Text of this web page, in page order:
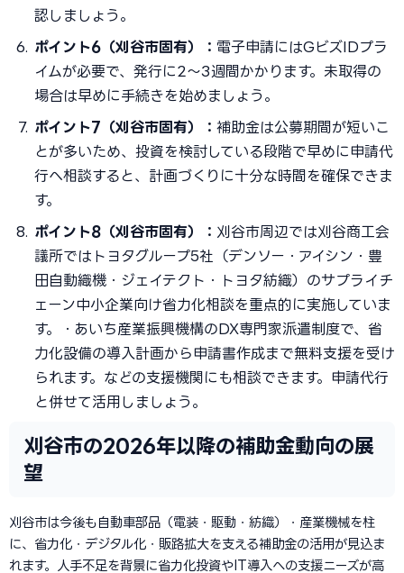
認しましょう。
ポイント6（刈谷市固有）： 電子申請にはGビズIDプラ
イムが必要で、発行に2〜3週間かかります。未取得の
場合は早めに手続きを始めましょう。
ポイント7（刈谷市固有）： 補助金は公募期間が短いこ
とが多いため、投資を検討している段階で早めに申請代
行へ相談すると、計画づくりに十分な時間を確保できま
す。
ポイント8（刈谷市固有）： 刈谷市周辺では刈谷商工会
議所ではトヨタグループ5社（デンソー・アイシン・豊
田自動織機・ジェイテクト・トヨタ紡織）のサプライチ
ェーン中小企業向け省力化相談を重点的に実施していま
す。・あいち産業振興機構のDX専門家派遣制度で、省
力化設備の導入計画から申請書作成まで無料支援を受け
られます。などの支援機関にも相談できます。申請代行
と併せて活用しましょう。
刈谷市の2026年以降の補助金動向の展
望
刈谷市は今後も自動車部品（電装・駆動・紡織）・産業機械を柱
に、省力化・デジタル化・販路拡大を支える補助金の活用が見込ま
れます。人手不足を背景に省力化投資やIT導入への支援ニーズが高